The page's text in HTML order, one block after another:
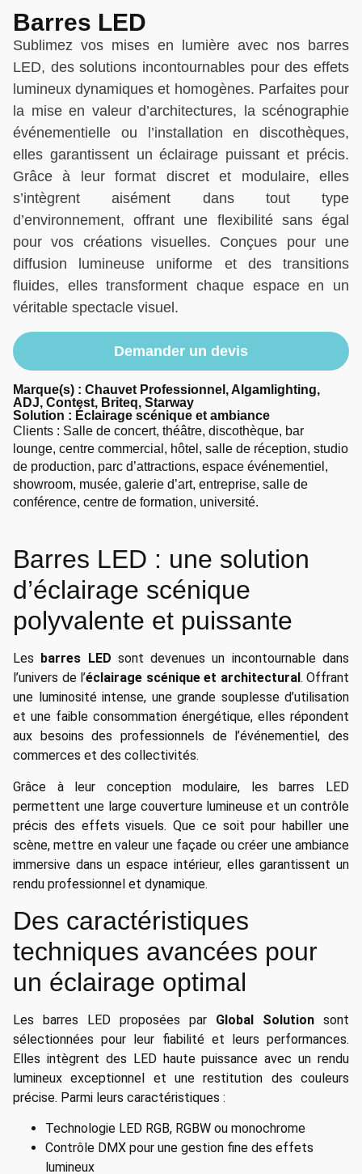
Barres LED
Sublimez vos mises en lumière avec nos barres
LED, des solutions incontournables pour des effets
lumineux dynamiques et homogènes. Parfaites pour
la mise en valeur d’architectures, la scénographie
événementielle ou l’installation en discothèques,
elles garantissent un éclairage puissant et précis.
Grâce à leur format discret et modulaire, elles
s’intègrent aisément dans tout type
d’environnement, offrant une flexibilité sans égal
pour vos créations visuelles. Conçues pour une
diffusion lumineuse uniforme et des transitions
fluides, elles transforment chaque espace en un
véritable spectacle visuel.
Demander un devis
Marque(s) : Chauvet Professionnel, Algamlighting,
ADJ, Contest, Briteq, Starway
Solution : Éclairage scénique et ambiance
Clients : Salle de concert, théâtre, discothèque, bar
lounge, centre commercial, hôtel, salle de réception, studio
de production, parc d’attractions, espace événementiel,
showroom, musée, galerie d’art, entreprise, salle de
conférence, centre de formation, université.
Barres LED : une solution
d’éclairage scénique
polyvalente et puissante
Les barres LED sont devenues un incontournable dans
l’univers de l’éclairage scénique et architectural . Offrant
une luminosité intense, une grande souplesse d’utilisation
et une faible consommation énergétique, elles répondent
aux besoins des professionnels de l’événementiel, des
commerces et des collectivités.
Grâce à leur conception modulaire, les barres LED
permettent une large couverture lumineuse et un contrôle
précis des effets visuels. Que ce soit pour habiller une
scène, mettre en valeur une façade ou créer une ambiance
immersive dans un espace intérieur, elles garantissent un
rendu professionnel et dynamique.
Des caractéristiques
techniques avancées pour
un éclairage optimal
Les barres LED proposées par Global Solution sont
sélectionnées pour leur fiabilité et leurs performances.
Elles intègrent des LED haute puissance avec un rendu
lumineux exceptionnel et une restitution des couleurs
précise. Parmi leurs caractéristiques :
Technologie LED RGB, RGBW ou monochrome
Contrôle DMX pour une gestion fine des effets
lumineux